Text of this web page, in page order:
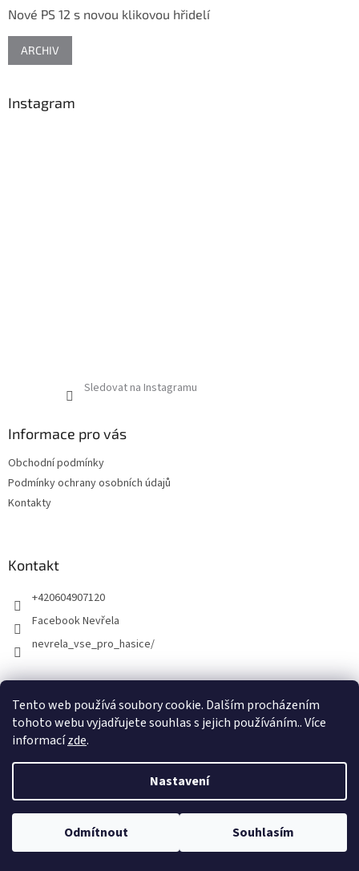
Tento web používá soubory cookie. Dalším procházením
tohoto webu vyjadřujete souhlas s jejich používáním.. Více
informacízde.
Nastavení
Odmítnout Souhlasím
Nové PS 12 s novou klikovou hřidelí
ARCHIV
Instagram
Sledovat na Instagramu
Informace pro vás
Obchodní podmínky
Podmínky ochrany osobních údajů
Kontakty
Kontakt
+420604907120
Facebook Nevřela
nevrela_vse_pro_hasice/
Vytvořil Shoptet
Copyright 2026Kamil Nevřela . Všechna práva vyhrazena.